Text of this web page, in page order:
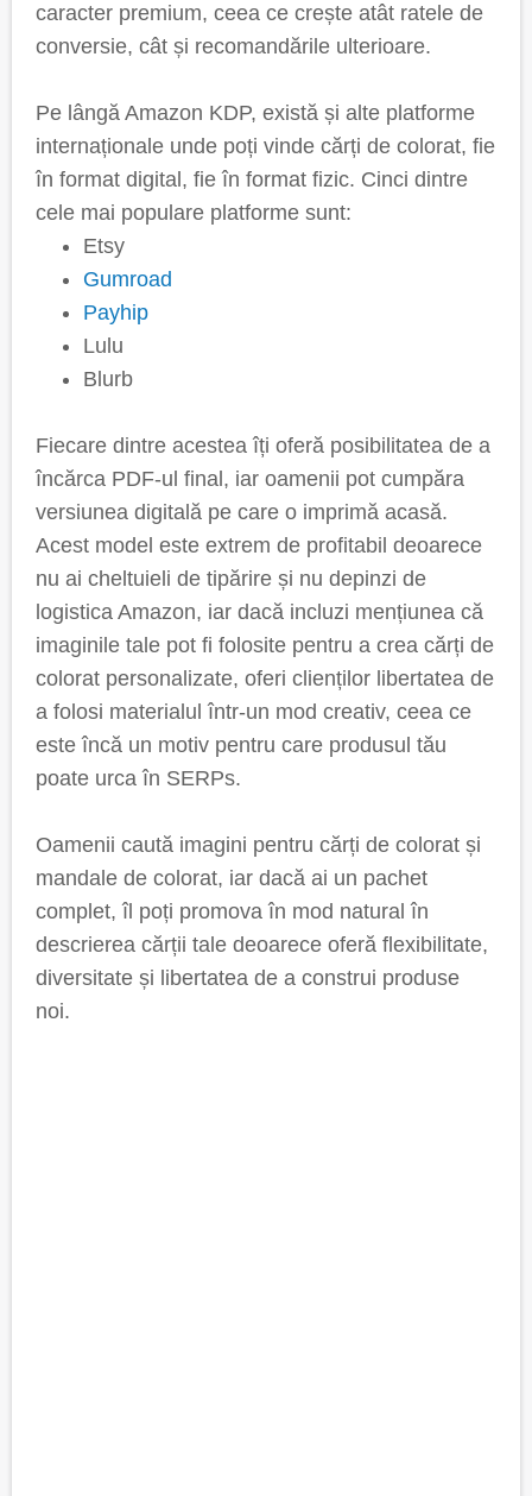
caracter premium, ceea ce crește atât ratele de
conversie, cât și recomandările ulterioare.
Pe lângă Amazon KDP, există și alte platforme
internaționale unde poți vinde cărți de colorat, fie
în format digital, fie în format fizic. Cinci dintre
cele mai populare platforme sunt:
Etsy
Gumroad
Payhip
Lulu
Blurb
Fiecare dintre acestea îți oferă posibilitatea de a
încărca PDF-ul final, iar oamenii pot cumpăra
versiunea digitală pe care o imprimă acasă.
Acest model este extrem de profitabil deoarece
nu ai cheltuieli de tipărire și nu depinzi de
logistica Amazon, iar dacă incluzi mențiunea că
imaginile tale pot fi folosite pentru a crea cărți de
colorat personalizate, oferi clienților libertatea de
a folosi materialul într-un mod creativ, ceea ce
este încă un motiv pentru care produsul tău
poate urca în SERPs.
Oamenii caută imagini pentru cărți de colorat și
mandale de colorat, iar dacă ai un pachet
complet, îl poți promova în mod natural în
descrierea cărții tale deoarece oferă flexibilitate,
diversitate și libertatea de a construi produse
noi.